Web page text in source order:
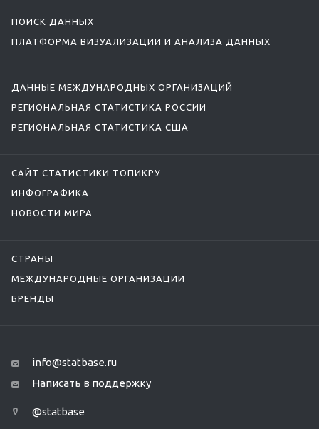
ПОИСК ДАННЫХ
ПЛАТФОРМА ВИЗУАЛИЗАЦИИ И АНАЛИЗА ДАННЫХ
ДАННЫЕ МЕЖДУНАРОДНЫХ ОРГАНИЗАЦИЙ
РЕГИОНАЛЬНАЯ СТАТИСТИКА РОССИИ
РЕГИОНАЛЬНАЯ СТАТИСТИКА США
САЙТ СТАТИСТИКИ ТОПИКРУ
ИНФОГРАФИКА
НОВОСТИ МИРА
СТРАНЫ
МЕЖДУНАРОДНЫЕ ОРГАНИЗАЦИИ
БРЕНДЫ
info@statbase.ru
Написать в поддержку
@statbase